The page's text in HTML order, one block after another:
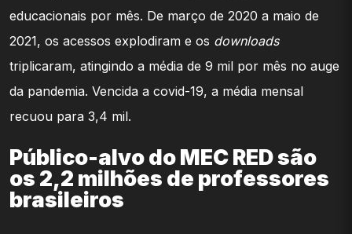
educacionais por mês. De março de 2020 a maio de
2021, os acessos explodiram e os downloads
triplicaram, atingindo a média de 9 mil por mês no auge
da pandemia. Vencida a covid-19, a média mensal
recuou para 3,4 mil.
Público-alvo do MEC RED são
os 2,2 milhões de professores
brasileiros